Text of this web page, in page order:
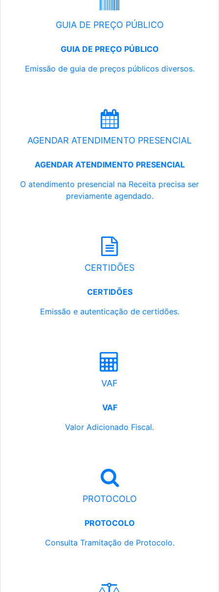
GUIA DE PREÇO PÚBLICO
GUIA DE PREÇO PÚBLICO
Emissão de guia de preços públicos diversos.
AGENDAR ATENDIMENTO PRESENCIAL
AGENDAR ATENDIMENTO PRESENCIAL
O atendimento presencial na Receita precisa ser
previamente agendado.
CERTIDÕES
CERTIDÕES
Emissão e autenticação de certidões.
VAF
VAF
Valor Adicionado Fiscal.
PROTOCOLO
PROTOCOLO
Consulta Tramitação de Protocolo.